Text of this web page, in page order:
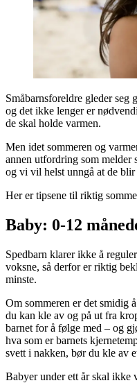
Småbarnsforeldre gleder seg
og det ikke lenger er
de skal holde varmen.
Men idet sommeren og
annen utfordring som melder
og vi vil helst unngå at de
Her er tipsene til riktig
Baby: 0-12
Spedbarn klarer ikke å
voksne, så derfor er riktig
minste.
Om sommeren er det smidig
du kan kle av og på ut fra
barnet for å følge med – og
hva som er barnets
svett i nakken, bør du kle av
Babyer under ett år skal ikke